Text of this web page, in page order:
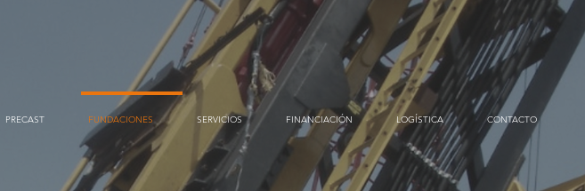
PRECAST FUNDACIONES SERVICIOS FINANCIACIÓN LOGÍSTICA CONTACTO